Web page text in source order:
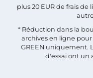
plus 20 EUR de frais de
* Réduction dans la
archives en ligne
GREEN uniquement.
d'essai ont un